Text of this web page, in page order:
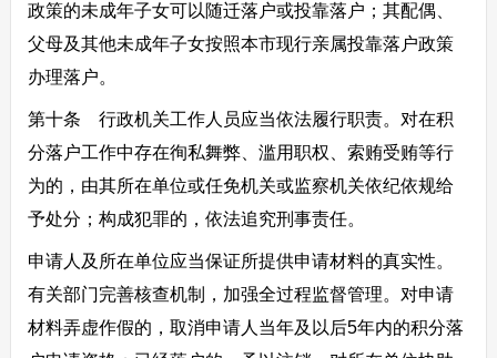
政策的未成年子女可以随迁落户或投靠落户；其配偶、
父母及其他未成年子女按照本市现行亲属投靠落户政策
办理落户。
第十条 行政机关工作人员应当依法履行职责。对在积
分落户工作中存在徇私舞弊、滥用职权、索贿受贿等行
为的，由其所在单位或任免机关或监察机关依纪依规给
予处分；构成犯罪的，依法追究刑事责任。
申请人及所在单位应当保证所提供申请材料的真实性。
有关部门完善核查机制，加强全过程监督管理。对申请
材料弄虚作假的，取消申请人当年及以后5年内的积分落